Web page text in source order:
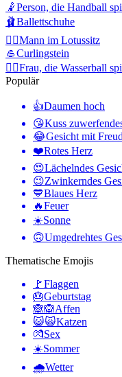
🤾Person, die Handball
🩰Ballettschuhe
🧘‍♂️Mann im Lotussitz
🥌Curlingstein
🤽‍♀️Frau, die Wasserball
Populär
👍Daumen hoch
😘Kuss
😂Gesicht mit
❤️Rotes Herz
😍Lächelndes
😉Zwinkerndes
💙Blaues Herz
🔥Feuer
☀️Sonne
🙃Umgedrehtes
Thematische Emojis
🚩Flaggen
🎂Geburtstag
🙈🙉Affen
😺🙀Katzen
💏Sex
☀️Sommer
🌧Wetter